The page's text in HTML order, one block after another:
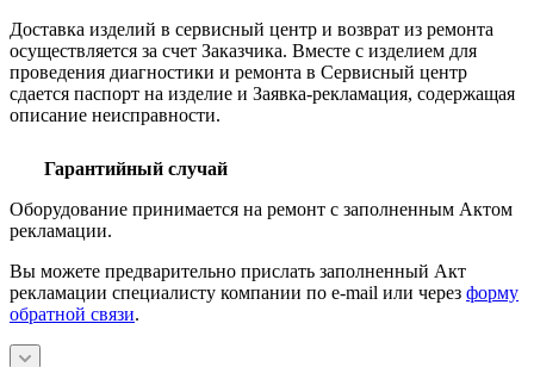
Доставка изделий в сервисный центр и возврат из ремонта
осуществляется за счет Заказчика. Вместе с изделием для
проведения диагностики и ремонта в Сервисный центр
сдается паспорт на изделие и Заявка-рекламация, содержащая
описание неисправности.
Гарантийный случай
Оборудование принимается на ремонт с заполненным Актом
рекламации.
Вы можете предварительно прислать заполненный Акт
рекламации специалисту компании по e-mail или через форму
обратной связи.